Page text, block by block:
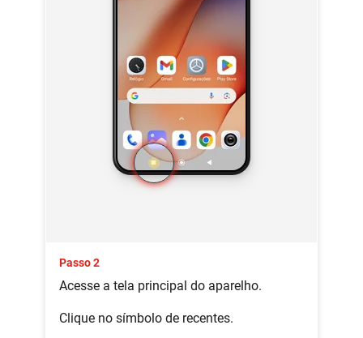
Passo 2
Acesse a tela principal do aparelho.
Clique no símbolo de recentes.